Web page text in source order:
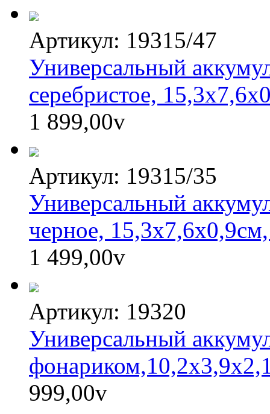
Артикул: 19315/47
Универсальный
серебристое,
1 899,00v
Артикул: 19315/35
Универсальный
черное,
1 499,00v
Артикул: 19320
Универсальный
999,00v